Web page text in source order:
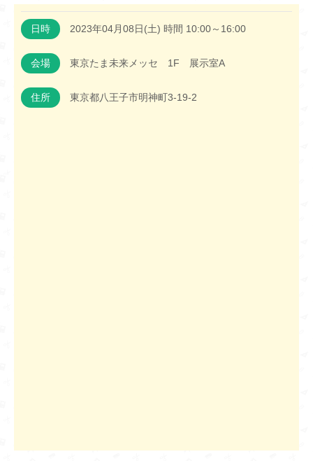
日時 2023年04月08日(土) 時間 10:00～16:00
会場 東京たま未来メッセ 1F 展示室A
住所 東京都八王子市明神町3-19-2